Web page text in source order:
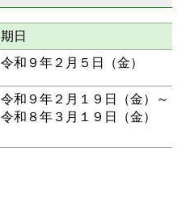
期日
令和９年２月５日（金）
令和９年２月１９日（金）～
令和８年３月１９日（金）